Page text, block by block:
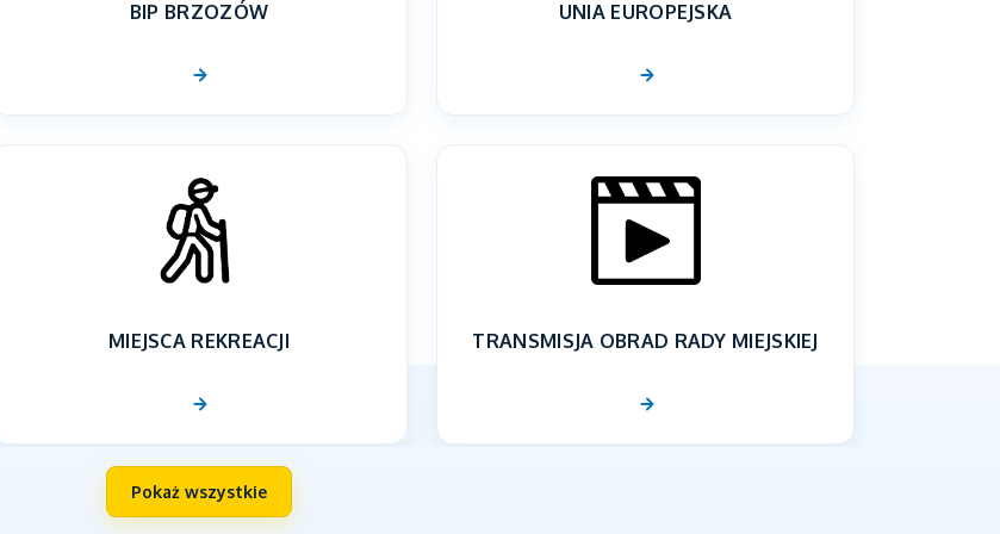
BIP BRZOZÓW UNIA EUROPEJSKA
MIEJSCA REKREACJI TRANSMISJA OBRAD RADY MIEJSKIEJ
Pokaż wszystkie